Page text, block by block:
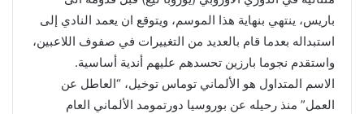
باريس، ينتهي بنهاية هذا الموسم، ويتوقع ان يعمد النادي إلى
استبداله بعدما قام بالعديد من التغييرات في صفوف اللاعبين،
واستقدم نجوما بارزين تحسدهم عليهم أندية أساسية.
الاسم المتداول هو الألماني توماس توخيل، “العاطل عن
العمل” منذ رحيله عن بوروسيا دورتمومد الألماني العام